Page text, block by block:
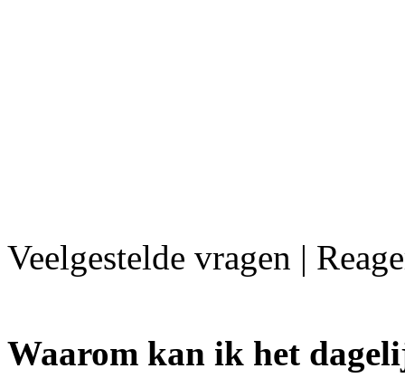
Veelgestelde vragen |
Waarom kan ik het